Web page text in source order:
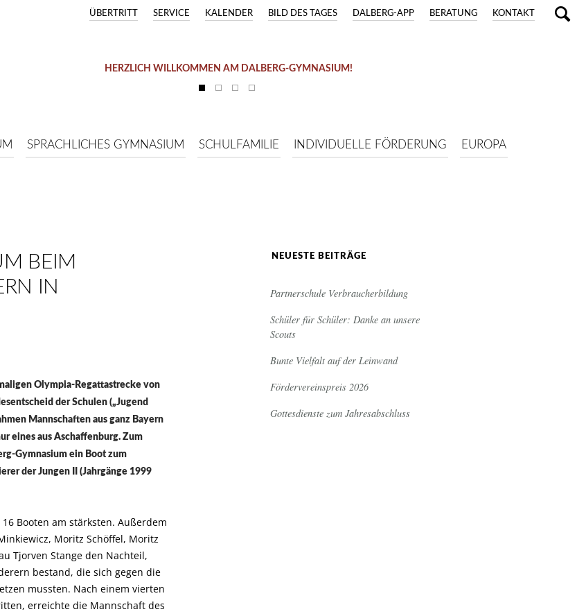
KONTAKT
BERATUNG
DALBERG-APP
BILD DES TAGES
KALENDER
SERVICE
ÜBERTRITT
HERZLICH WILLKOMMEN AM DALBERG-GYMNASIUM!
SPRACHLICHES GYMNASIUM SCHULFAMILIE INDIVIDUELLE FÖRDERUNG EUROPA
BEIM
IN
Olympia-Regattastrecke von
der Schulen („Jugend
Mannschaften aus ganz Bayern
eines aus Aschaffenburg. Zum
Gymnasium ein Boot zum
der Jungen II (Jahrgänge 1999
Booten am stärksten. Außerdem
Moritz Schöffel, Moritz
Tjorven Stange den Nachteil,
bestand, die sich gegen die
mussten. Nach einem vierten
erreichte die Mannschaft des
NEUESTE BEITRÄGE
Partnerschule Verbraucherbildung
Schüler für Schüler: Danke an unsere
Scouts
Bunte Vielfalt auf der Leinwand
Fördervereinspreis 2026
Gottesdienste zum Jahresabschluss